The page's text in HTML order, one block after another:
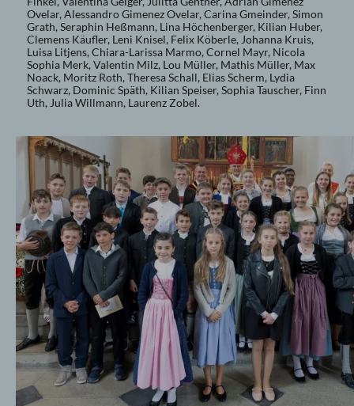
Ovelar, Alessandro Gimenez Ovelar, Carina Gmeinder, Simon
Grath, Seraphin Heßmann, Lina Höchenberger, Kilian Huber,
Clemens Käufler, Leni Knisel, Felix Köberle, Johanna Kruis,
Luisa Litjens, Chiara-Larissa Marmo, Cornel Mayr, Nicola
Sophia Merk, Valentin Milz, Lou Müller, Mathis Müller, Max
Noack, Moritz Roth, Theresa Schall, Elias Scherm, Lydia
Schwarz, Dominic Späth, Kilian Speiser, Sophia Tauscher, Finn
Uth, Julia Willmann, Laurenz Zobel.